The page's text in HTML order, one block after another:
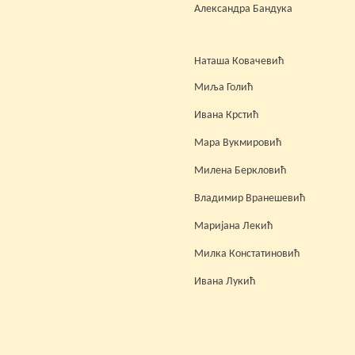
Александра Бандука
Наташа Ковачевић
Миља Голић
Ивана Крстић
Мара Вукмировић
Милена Беркловић
Владимир Вранешевић
Маријана Лекић
Милка Констатиновић
Ивана Лукић